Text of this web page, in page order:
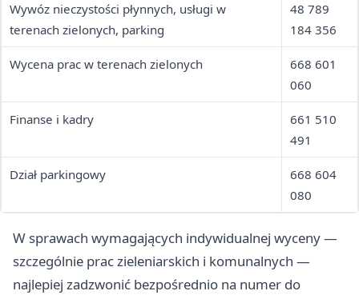
Wywóz nieczystości płynnych, usługi w
terenach zielonych, parking
48 789
184 356
Wycena prac w terenach zielonych
668 601
060
Finanse i kadry
661 510
491
Dział parkingowy
668 604
080
W sprawach wymagających indywidualnej wyceny —
szczególnie prac zieleniarskich i komunalnych —
najlepiej zadzwonić bezpośrednio na numer do